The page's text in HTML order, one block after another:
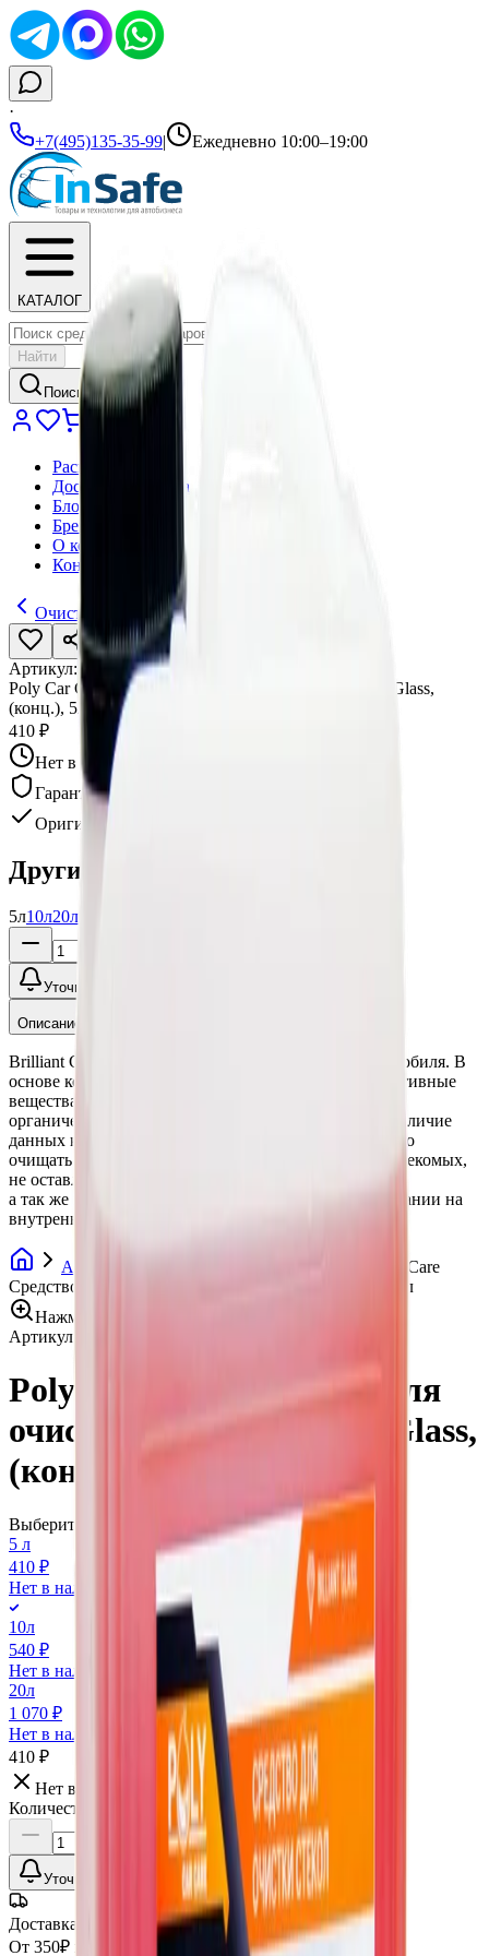
·
+7(495)135-35-99| Ежедневно 10:00–19:00
КАТАЛОГ
Найти
Поиск...
Распродажа
Доставка и оплата
Блог
Бренды
О компании
Контакты
Очистители стекол
Артикул:013387•Бренд:
Poly Car Care Средство для очистки стекол, Billiant Glass,
(конц.), 5л
410 ₽
Нет в наличии
Гарантия качества
Оригинал
Другие варианты:
5л10л20л
Уточнить наличие
Описание
Brilliant Glass - очиститель для стекол и зеркал автомобиля. В
основе композиции состава входят поверхностно-активные
вещества, солюбилизаторы, гидрофобные добавки,
органические кислоты, синтетические ферменты. Наличие
данных компонентов в составе позволяет эффективно
очищать органику со стекол, в том числе остатки насекомых,
не оставлять разоводов при очистке стекла,
а так же препятствовать запотеванию при использовании на
внутренней поверхности стекол автомобиля.
Автохимия
Poly Car Care
Средство для очистки стекол, Billiant Glass, (конц.), 5л
Нажмите для увеличения
Артикул:
Poly Car Care Средство для
очистки стекол, Billiant Glass,
(конц.), 5л
Выберите вариант:
5 л
410 ₽
Нет в наличии
10л
540 ₽
Нет в наличии
20л
1 070 ₽
Нет в наличии
410 ₽
Нет в наличии
Количество:
Уточнить наличие
Доставка СДЭК
От 350₽ по России